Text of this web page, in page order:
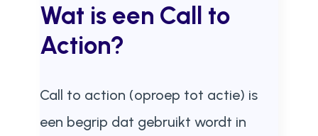
Wat is een Call to
Action?
Call to action (oproep tot actie) is
een begrip dat gebruikt wordt in